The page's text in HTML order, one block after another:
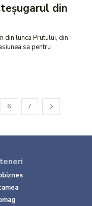
din
din lunca Prutului, din
6 7